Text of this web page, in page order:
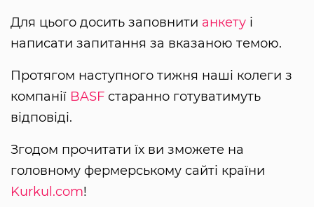
Для цього досить заповнити анкету і
написати запитання за вказаною темою.
Протягом наступного тижня наші колеги з
компанії BASF старанно готуватимуть
відповіді.
Згодом прочитати їх ви зможете на
головному фермерському сайті країни
Kurkul.com!